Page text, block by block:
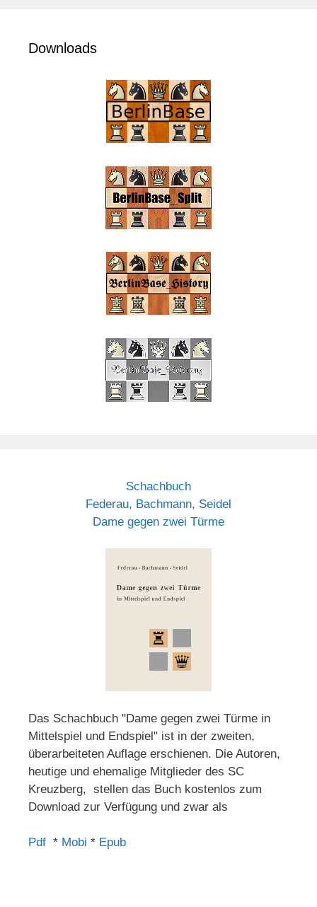
Downloads
Schachbuch
Federau, Bachmann, Seidel
Dame gegen zwei Türme
Das Schachbuch "Dame gegen zwei Türme in
Mittelspiel und Endspiel" ist in der zweiten,
überarbeiteten Auflage erschienen. Die Autoren,
heutige und ehemalige Mitglieder des SC
Kreuzberg, stellen das Buch kostenlos zum
Download zur Verfügung und zwar als
Pdf * Mobi * Epub